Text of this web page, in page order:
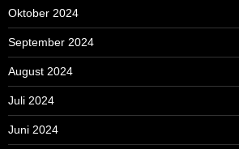
Oktober 2024
September 2024
August 2024
Juli 2024
Juni 2024